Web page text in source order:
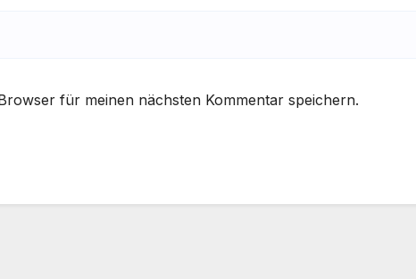
für meinen nächsten Kommentar speichern.